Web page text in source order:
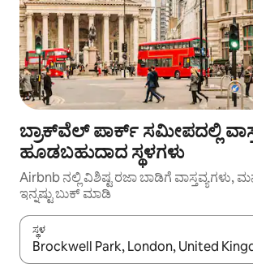
ಬ್ರಾಕ್‌ವೆಲ್ ಪಾರ್ಕ್ ಸಮೀಪದಲ್ಲಿ
ಹೂಡಬಹುದಾದ ಸ್ಥಳಗಳು
Airbnb ನಲ್ಲಿ ವಿಶಿಷ್ಟ ರಜಾ ಬಾಡಿಗೆ ವಾಸ್ತವ್ಯಗಳು,
ಇನ್ನಷ್ಟು ಬುಕ್ ಮಾಡಿ
ಸ್ಥಳ
ಫಲಿತಾಂಶಗಳು ಲಭ್ಯವಿರುವಾಗ, ಅಪ್ ಮತ್ತು ಡೌನ್